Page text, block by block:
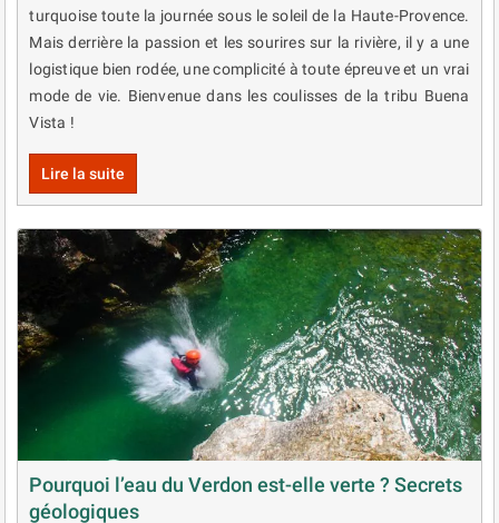
turquoise toute la journée sous le soleil de la Haute-Provence.
Mais derrière la passion et les sourires sur la rivière, il y a une
logistique bien rodée, une complicité à toute épreuve et un vrai
mode de vie. Bienvenue dans les coulisses de la tribu Buena
Vista !
Lire la suite
Pourquoi l’eau du Verdon est-elle verte ? Secrets
géologiques